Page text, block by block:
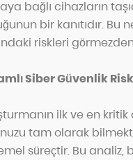
bağlı cihazların
bir kanıtıdır.
riskleri
Siber Güvenlik
ilk ve en kritik
tam olarak
süreçtir. Bu analiz,